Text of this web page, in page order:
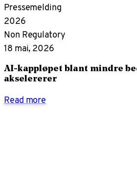
Pressemelding
2026
Non Regulatory
18 mai, 2026
AI-kappløpet blant mindre
akselererer
Read more